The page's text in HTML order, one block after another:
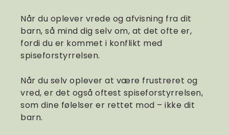
Når du oplever vrede og afvisning fra dit
barn, så mind dig selv om, at det ofte er,
fordi du er kommet i konflikt med
spiseforstyrrelsen.
Når du selv oplever at være frustreret og
vred, er det også oftest spiseforstyrrelsen,
som dine følelser er rettet mod – ikke dit
barn.